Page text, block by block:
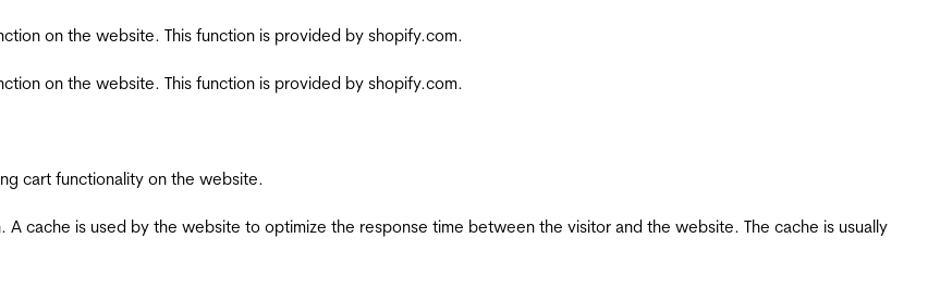
on the website. This function is provided by shopify.com.
on the website. This function is provided by shopify.com.
cart functionality on the website.
A cache is used by the website to optimize the response time between the visitor and the website. The cache is usually